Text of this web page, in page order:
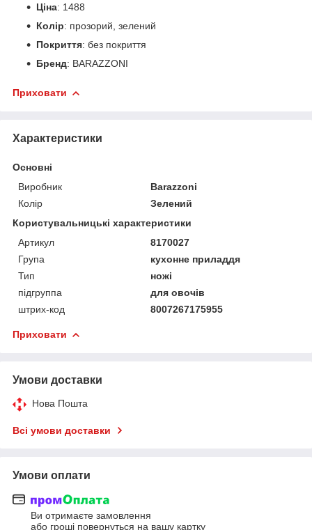
Ціна: 1488
Колір: прозорий, зелений
Покриття: без покриття
Бренд: BARAZZONI
Приховати
Характеристики
Основні
Виробник
Barazzoni
Колір
Зелений
Користувальницькі характеристики
Артикул
8170027
Група
кухонне приладдя
Тип
ножі
підгруппа
для овочів
штрих-код
8007267175955
Приховати
Умови доставки
Нова Пошта
Всі умови доставки
Умови оплати
Ви отримаєте замовлення
або гроші повернуться на вашу картку